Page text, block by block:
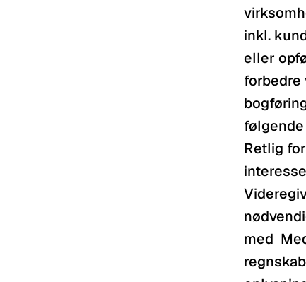
inkl.
eller
forbedre
følgende
Retlig
med